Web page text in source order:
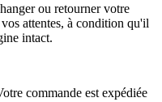
ou retourner votre
attentes, à condition qu'il
intact.
commande est expédiée